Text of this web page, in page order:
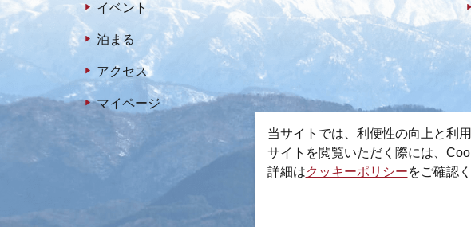
イベント
泊まる
アクセス
マイページ
© 2022-2026 加
当サイトでは、利便性の向上と利
サイトを閲覧いただく際には、
詳細はクッキーポリシーをご確認